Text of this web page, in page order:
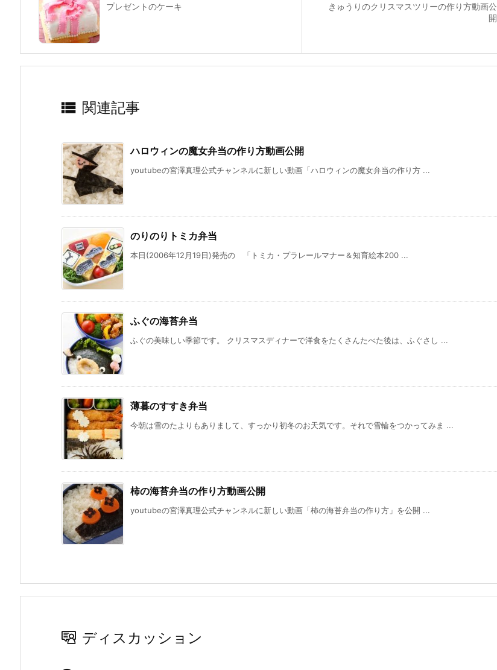
きゅうりのクリスマスツリーの作り方動画公
開
プレゼントのケーキ
 関連記事
ハロウィンの魔女弁当の作り方動画公開
youtubeの宮澤真理公式チャンネルに新しい動画「ハロウィンの魔女弁当の作り方 ...
のりのりトミカ弁当
本日(2006年12月19日)発売の 「トミカ・プラレールマナー＆知育絵本200 ...
ふぐの海苔弁当
ふぐの美味しい季節です。 クリスマスディナーで洋食をたくさんたべた後は、ふぐさし ...
薄暮のすすき弁当
今朝は雪のたよりもありまして、すっかり初冬のお天気です。それで雪輪をつかってみま ...
柿の海苔弁当の作り方動画公開
youtubeの宮澤真理公式チャンネルに新しい動画「柿の海苔弁当の作り方」を公開 ...
ディスカッション